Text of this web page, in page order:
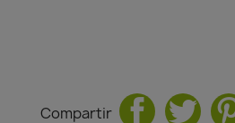
Compartir